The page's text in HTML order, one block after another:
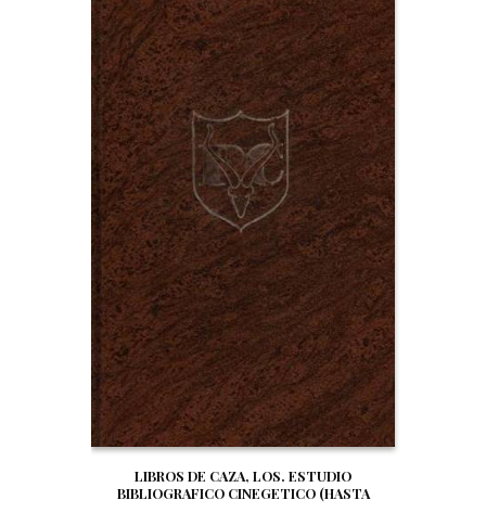
LIBROS DE CAZA, LOS. ESTUDIO
BIBLIOGRAFICO CINEGETICO (HASTA